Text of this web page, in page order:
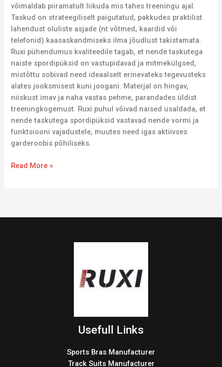
võimaldab piiramatult liikuda mis tahes treeningu ajal.
Taskud on strateegiliselt paigutatud, pakkudes praktilist
lahendust oluliste asjade (nt võtmed, kaardid või
telefonid) kaasaskandmiseks ilma jõudlust takistamata.
Ruxi pühendumus kvaliteedile tagab, et nende taskutega
naiste spordipüksid on vastupidavad ja mitmekülgsed,
mistõttu sobivad need ideaalselt erinevateks tegevusteks
alates jooksmisest kuni joogani. Materjal on hingav,
niiskust imav ja naha vastas pehme, parandades üldist
treeningkogemust. Ruxi puhul võivad naised usaldada, et
nende taskutega spordipüksid vastavad nende vormi ja
funktsiooni vajadustele, muutes need igas aktiivses
garderoobis põhiliseks.
Read More »
Usefull Links
Sports Bras Manufacturer
Track Suits Manufacturer